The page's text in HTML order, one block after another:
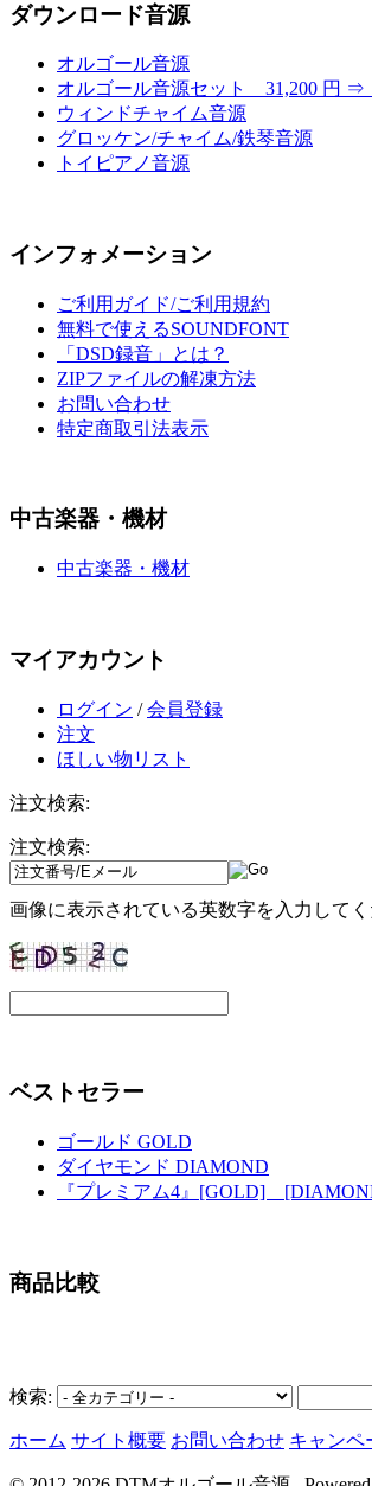
ダウンロード音源
オルゴール音源
オルゴール音源セット 31,200 円 ⇒
ウィンドチャイム音源
グロッケン/チャイム/鉄琴音源
トイピアノ音源
インフォメーション
ご利用ガイド/ご利用規約
無料で使えるSOUNDFONT
「DSD録音」とは？
ZIPファイルの解凍方法
お問い合わせ
特定商取引法表示
中古楽器・機材
中古楽器・機材
マイアカウント
ログイン /会員登録
注文
ほしい物リスト
注文検索:
注文検索:
画像に表示されている英数字を入力してく
ベストセラー
ゴールド GOLD
ダイヤモンド DIAMOND
『プレミアム4』[GOLD]
商品比較
検索:
ホーム サイト概要 お問い合わせ キャンペ